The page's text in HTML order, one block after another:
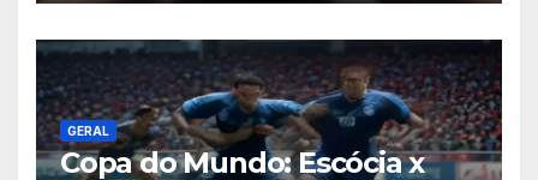
GERAL
Copa do Mundo: Escócia x